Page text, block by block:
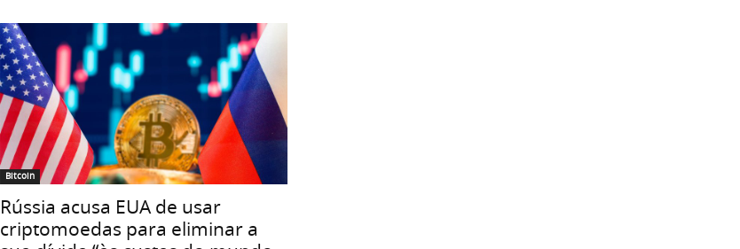
Bitcoin
Rússia acusa EUA de usar
criptomoedas para eliminar a